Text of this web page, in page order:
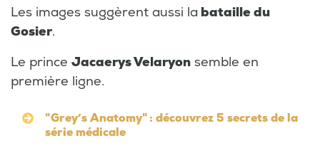
Les images suggèrent aussi la bataille du
Gosier.
Le prince Jacaerys Velaryon semble en
première ligne.
"Grey’s Anatomy" : découvrez 5 secrets de la
série médicale